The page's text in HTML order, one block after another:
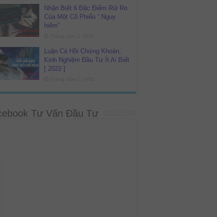
Nhận Biết 6 Đặc Điểm Rủi Ro
Của Một Cổ Phiếu ” Nguy
hiểm”
Luận Cá Hồi Chứng Khoán,
Kinh Nghiệm Đầu Tư Ít Ai Biết
[ 2022 ]
Tư Vấn Đầu Tư